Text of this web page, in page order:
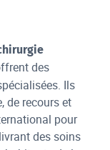
des
Ils
de recours et
pour
des soins